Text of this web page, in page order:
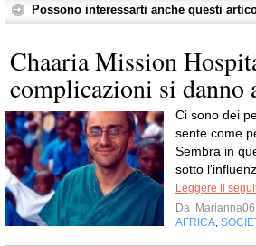
Possono interessarti anche questi
Chaaria Mission
complicazioni si danno
Ci sono dei
sente come
Sembra in
sotto
Leggere il
Da Marianna06
AFRICA